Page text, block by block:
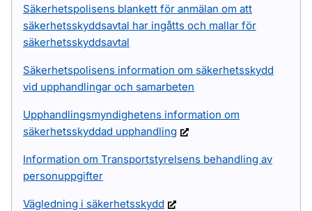
Säkerhetspolisens blankett för anmälan om att
säkerhetsskyddsavtal har ingåtts och mallar för
säkerhetsskyddsavtal
Säkerhetspolisens information om säkerhetsskydd
vid upphandlingar och samarbeten
Upphandlingsmyndighetens information om
säkerhetsskyddad upphandling
Information om Transportstyrelsens behandling av
personuppgifter
Vägledning i säkerhetsskydd